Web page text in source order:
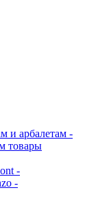
и арбалетам -
товары
-
-